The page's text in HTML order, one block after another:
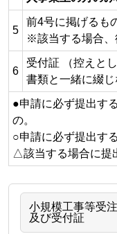
5
前4号に掲げるも
※該当する場合、
6
受付証 （控えと
書類と一緒に綴じ
●申請に必ず提出す
の。
○申請に必ず提出す
△該当する場合に提
小規模工事等受
及び受付証